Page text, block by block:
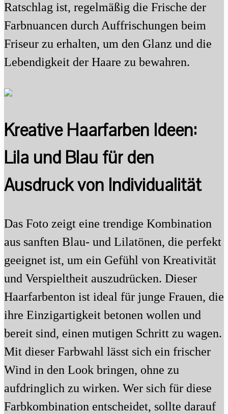
Ratschlag ist, regelmäßig die Frische der
Farbnuancen durch Auffrischungen beim
Friseur zu erhalten, um den Glanz und die
Lebendigkeit der Haare zu bewahren.
Kreative Haarfarben Ideen:
Lila und Blau für den
Ausdruck von Individualität
Das Foto zeigt eine trendige Kombination
aus sanften Blau- und Lilatönen, die perfekt
geeignet ist, um ein Gefühl von Kreativität
und Verspieltheit auszudrücken. Dieser
Haarfarbenton ist ideal für junge Frauen, die
ihre Einzigartigkeit betonen wollen und
bereit sind, einen mutigen Schritt zu wagen.
Mit dieser Farbwahl lässt sich ein frischer
Wind in den Look bringen, ohne zu
aufdringlich zu wirken. Wer sich für diese
Farbkombination entscheidet, sollte darauf